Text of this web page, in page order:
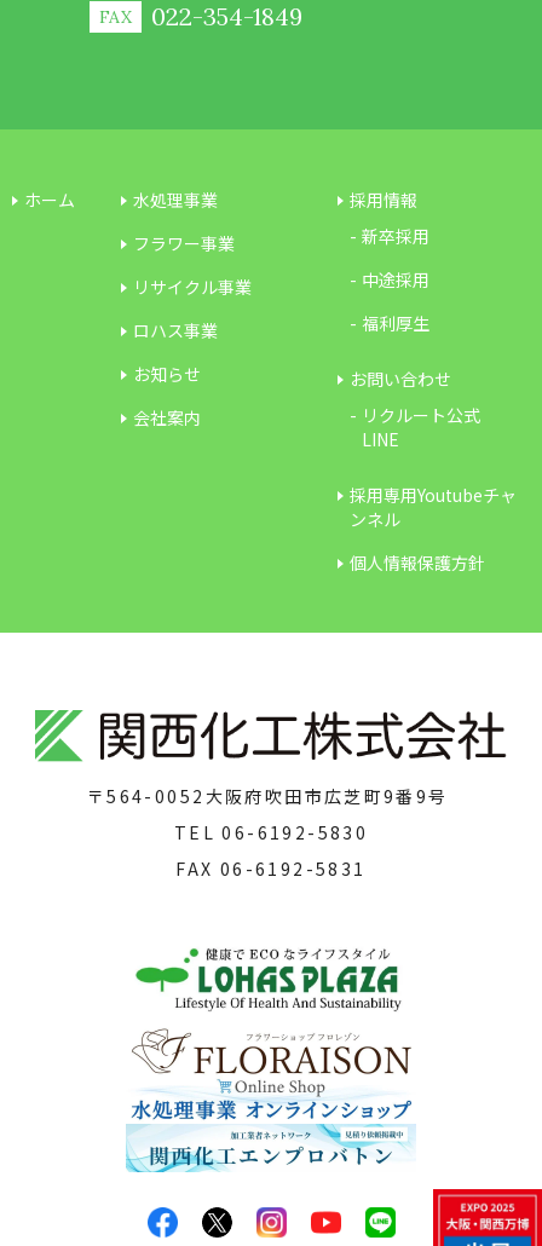
FAX 022-354-1849
ホーム
水処理事業
フラワー事業
リサイクル事業
ロハス事業
お知らせ
会社案内
採用情報
新卒採用
中途採用
福利厚生
お問い合わせ
リクルート公式
LINE
採用専用Youtubeチャ
ンネル
個人情報保護方針
〒564-0052 大阪府吹田市広芝町9番9号
TEL06-6192-5830
FAX 06-6192-5831